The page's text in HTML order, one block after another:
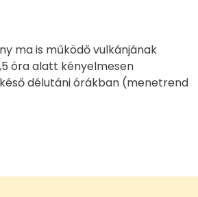
ma is működő vulkánjának
óra alatt kényelmesen
délutáni órákban (menetrend